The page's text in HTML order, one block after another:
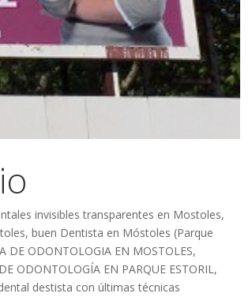
invisibles transparentes en Mostoles,
,buen Dentista en Móstoles (Parque
DE ODONTOLOGIA EN MOSTOLES,
ODONTOLOGÍA EN PARQUE ESTORIL,
destista con últimas técnicas